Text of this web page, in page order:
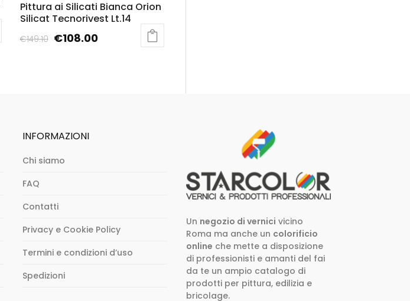
Pittura ai Silicati Bianca Orion
Silicat Tecnorivest Lt.14
€149.10 €108.00
INFORMAZIONI
Chi siamo
FAQ
Contatti
Privacy e Cookie Policy
Termini e condizioni d’uso
Spedizioni
Un negozio di vernici vicino
Roma ma anche un colorificio
online che mette a disposizione
di professionisti e amanti del fai
da te un ampio catalogo di
prodotti per pittura, edilizia e
bricolage.